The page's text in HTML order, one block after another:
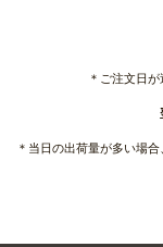
＊ご注文日
＊当日の出荷量が多い場